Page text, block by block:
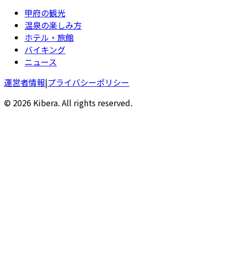
甲府の観光
温泉の楽しみ方
ホテル・旅館
バイキング
ニュース
運営者情報|プライバシーポリシー
© 2026 Kibera. All rights reserved.